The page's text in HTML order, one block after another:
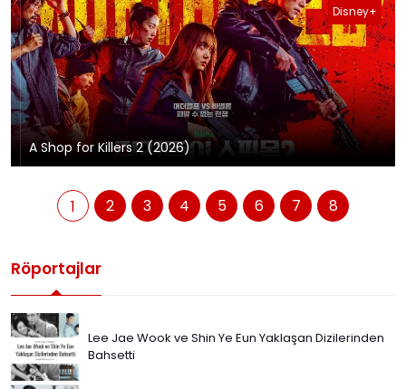
Disney+
A Shop for Killers 2 (2026)
1 2 3 4 5 6 7 8
Röportajlar
Lee Jae Wook ve Shin Ye Eun Yaklaşan Dizilerinden
Bahsetti